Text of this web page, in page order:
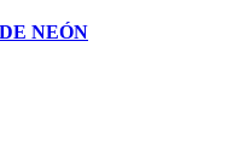
NEÓN